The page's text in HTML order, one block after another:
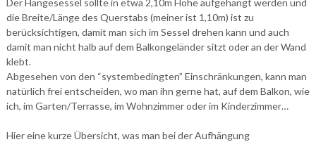
Der Hängesessel sollte in etwa 2,10m Höhe aufgehängt werden und
die Breite/Länge des Querstabs (meiner ist 1,10m) ist zu
berücksichtigen, damit man sich im Sessel drehen kann und auch
damit man nicht halb auf dem Balkongeländer sitzt oder an der Wand
klebt.
Abgesehen von den “systembedingten” Einschränkungen, kann man
natürlich frei entscheiden, wo man ihn gerne hat, auf dem Balkon, wie
ich, im Garten/Terrasse, im Wohnzimmer oder im Kinderzimmer…
Hier eine kurze Übersicht, was man bei der Aufhängung